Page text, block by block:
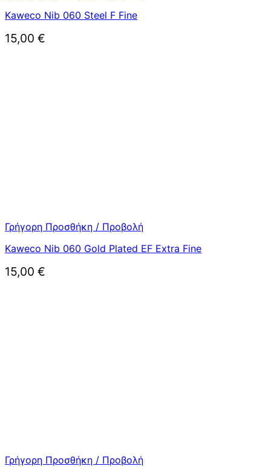
Kaweco Nib 060 Steel F Fine
15,00 €
Γρήγορη Προσθήκη / Προβολή
Kaweco Nib 060 Gold Plated EF Extra Fine
15,00 €
Γρήγορη Προσθήκη / Προβολή